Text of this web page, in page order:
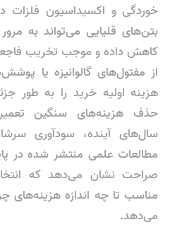
خوردگی و اکسیداسیون فلزات
بتن‌های قلیایی می‌تواند به
کاهش داده و موجب تخریب
از مفتول‌های گالوانیزه یا
هزینه اولیه خرید را به طور
حذف هزینه‌های سنگین
سال‌های آینده، سودآوری
مطالعات علمی منتشر شده در
صراحت نشان می‌دهد که
مناسب تا چه اندازه هزینه‌های
می‌دهد.